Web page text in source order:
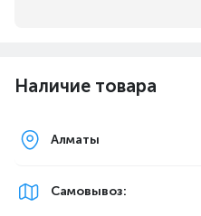
Наличие товара
Алматы
Самовывоз: